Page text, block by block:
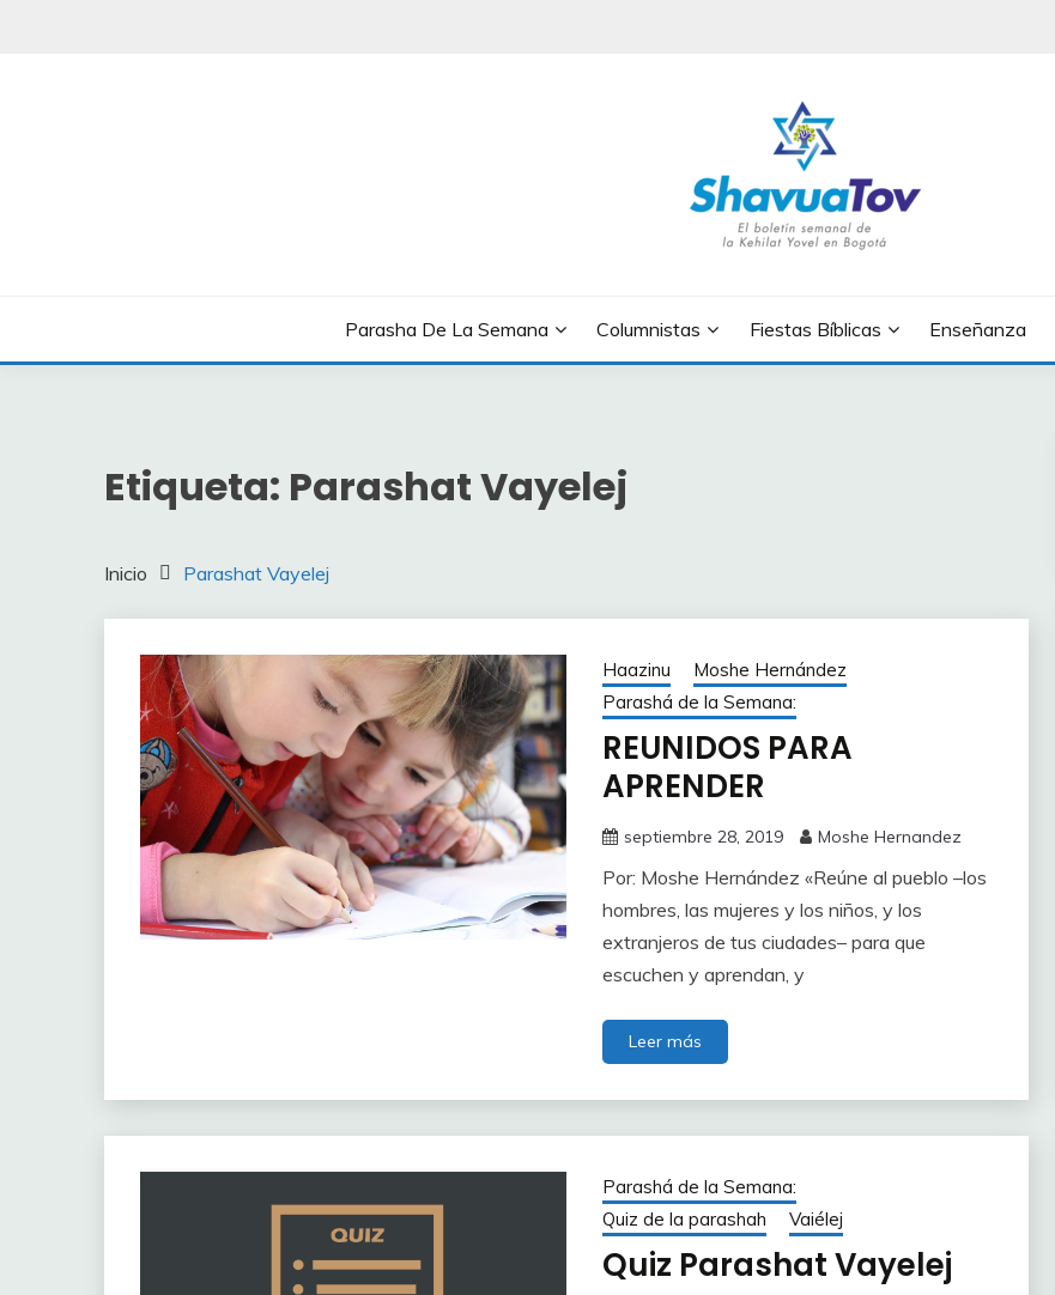
Parasha De La Semana Columnistas Fiestas Bíblicas Enseñanza
Etiqueta: Parashat Vayelej
Inicio Parashat Vayelej
Haazinu
Moshe Hernández
Parashá de la Semana:
REUNIDOS PARA
APRENDER
septiembre 28, 2019 Moshe Hernandez
Por: Moshe Hernández «Reúne al pueblo –los
hombres, las mujeres y los niños, y los
extranjeros de tus ciudades– para que
escuchen y aprendan, y
Leer más
Parashá de la Semana:
Quiz de la parashah
Vaiélej
Quiz Parashat Vayelej